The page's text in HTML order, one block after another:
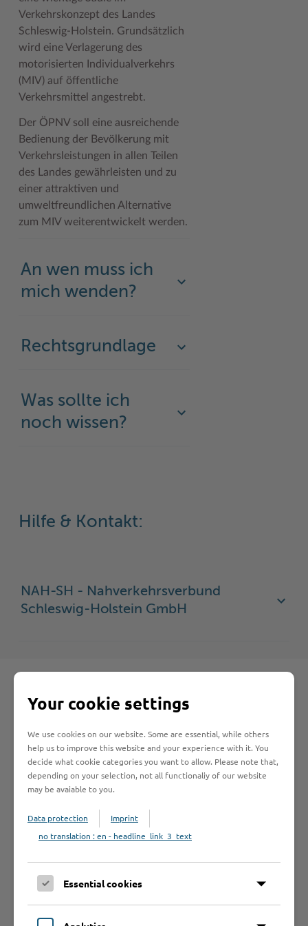
Geodatenportale (Kreiskarte)
Kfz-Zulassung
Kontakt / Öffnungszeiten
Lebenslagen
Leistungen
Publikationen
Wo Sie uns finden
Wunsch-Kennzeichen ↗
Fotoarchiv
Hitzeschutz
Klimaanpassungskonzept
Kreistag Sitzungskalender
Lokales Wetter
Newsletter
Pressemeldungen
Social Media
Stellenangebote
Kreispräsident
Kreistag und Ausschüsse
Kreistag Sitzungskalender
Kreisverwaltung
Landrat
Sonderbereiche
Stabsbereiche
Städte und Gemeinden
Wahlen im Kreis
Offene Stellen
Praktika und FSJ
Weiterbildung beim Kreis Stormarn
Wen wir suchen
Klimaschutz beim Kreis Stormarn
Projekt e-Gewerbe
Stormarner Bündnis für bezahlbares Wohnen
Wirtschafts- und Aufbaugesellschaft Stormarn
Zahlen, Daten, Fakten
Kulturelle Einrichtungen
Naturschutzgebiete
Radwandern
Storchenhorste
Lieblingsplätze in der Metropolregion
Termine und Veranstaltungen
Tourismus
Umlandscout Hamburg
Verkehrskonzept des Landes
Schleswig-Holstein. Grundsätzlich
wird eine Verlagerung des
motorisierten Individualverkehrs
(MIV) auf öffentliche
Verkehrsmittel angestrebt.
Der ÖPNV soll eine ausreichende
Bedienung der Bevölkerung mit
Verkehrsleistungen in allen Teilen
des Landes gewährleisten und zu
einer attraktiven und
umweltfreundlichen Alternative
zum MIV weiterentwickelt werden.
An wen muss ich
mich wenden?
Rechtsgrundlage
Was sollte ich
noch wissen?
Hilfe & Kontakt:
NAH-SH - Nahverkehrsverbund
Schleswig-Holstein GmbH
Seite auswählen
Online-Services
Formulare
Your cookie settings
We use cookies on our website. Some are essential, while others
help us to improve this website and your experience with it. You
decide what cookie categories you want to allow. Please note that,
depending on your selection, not all functionaliy of our website
may be avaiable to you.
Data protection
Imprint
no translation : en - headline_link_3_text
Essential cookies